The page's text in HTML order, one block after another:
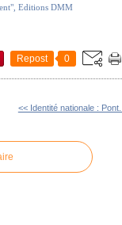
Editions DMM
Repost 0
<< Identité nationale : Pont...